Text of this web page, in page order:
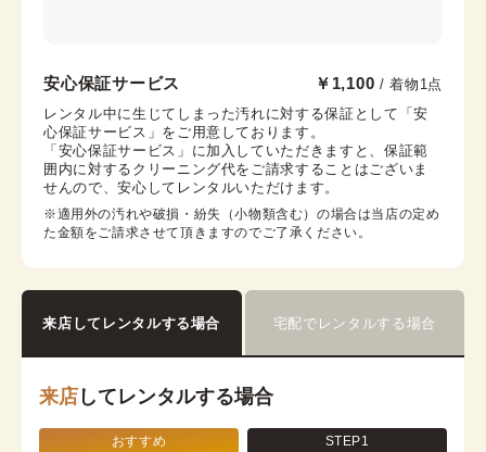
東京都台東区浅草２丁目６−７ 楽天地浅草ビル 4階
営業時間： 10:00~ 18:00
着付け最終受付時間：17:30
返却締め切り時間：18:00
安心保証サービス ￥1,100 / 着物1点
レンタル中に生じてしまった汚れに対する保証として「安
心保証サービス」をご用意しております。
「安心保証サービス」に加入していただきますと、保証範
囲内に対するクリーニング代をご請求することはございま
せんので、安心してレンタルいただけます。
※適用外の汚れや破損・紛失（小物類含む）の場合は当店の定め
た金額をご請求させて頂きますのでご了承ください。
来店してレンタルする場合 宅配でレンタルする場合
来店 してレンタルする場合
おすすめ STEP1